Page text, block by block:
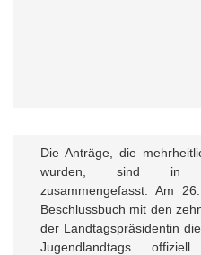
Die Anträge, die
wurden, sind in
zusammengefasst. Am
Beschlussbuch mit den
der Landtagspräsidentin
Jugendlandtags